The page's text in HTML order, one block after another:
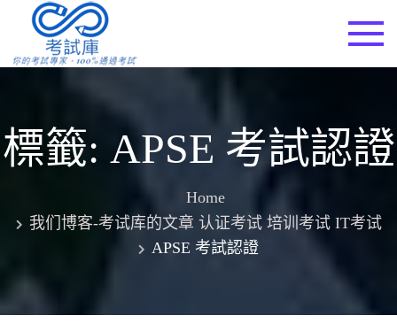
content
標籤: APSE 考試認證
Home
我们博客-考试库的文章 认证考试 培训考试 IT考试
APSE 考試認證